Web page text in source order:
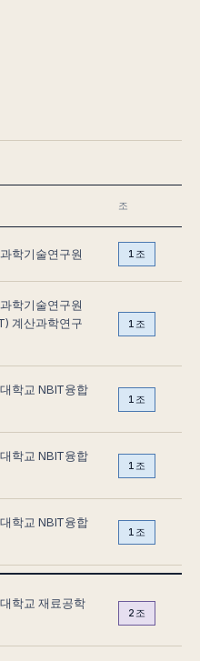
조
학기술연구원 1조
학기술연구원
계산과학연구
1조
학교 NBIT융합
1조
학교 NBIT융합
1조
학교 NBIT융합
1조
학교 재료공학
2조